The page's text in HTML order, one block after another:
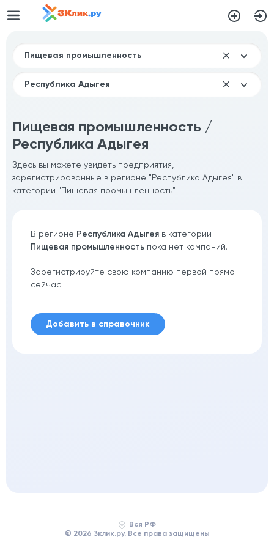
Пищевая промышленность /
Республика Адыгея
Здесь вы можете увидеть предприятия,
зарегистрированные в регионе "Республика Адыгея" в
категории "Пищевая промышленность"
В регионе Республика Адыгея в категории
Пищевая промышленность пока нет компаний.
Зарегистрируйте свою компанию первой прямо
сейчас!
Добавить в справочник
Вся РФ
© 2026 3клик.ру. Все права защищены